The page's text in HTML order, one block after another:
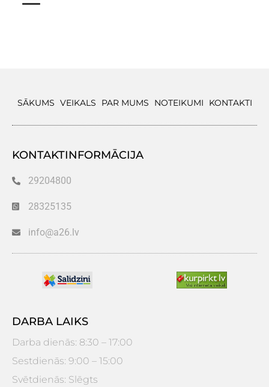
SĀKUMS VEIKALS PAR MUMS NOTEIKUMI KONTAKTI
KONTAKTINFORMĀCIJA
29204800
28325135
info@a26.lv
DARBA LAIKS
Darba dienās: 8:30 – 17:00
Sestdienās: 9:00 – 15:00
Svētdienās: Slēgts